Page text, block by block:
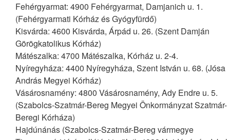
Fehérgyarmat: 4900 Fehérgyarmat, Damjanich u. 1.
(Fehérgyarmati Kórház és Gyógyfürdő)
Kisvárda: 4600 Kisvárda, Árpád u. 26. (Szent Damján
Görögkatolikus Kórház)
Mátészalka: 4700 Mátészalka, Kórház u. 2-4.
Nyíregyháza: 4400 Nyíregyháza, Szent István u. 68. (Jósa
András Megyei Kórház)
Vásárosnamény: 4800 Vásárosnamény, Ady Endre u. 5.
(Szabolcs-Szatmár-Bereg Megyei Önkormányzat Szatmár-
Beregi Kórháza)
Hajdúnánás (Szabolcs-Szatmár-Bereg vármegye